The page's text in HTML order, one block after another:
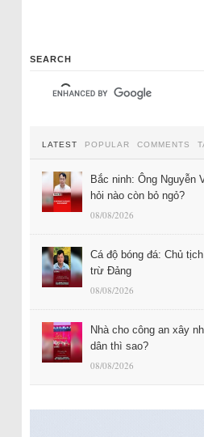
SEARCH
LATEST POPULAR COMMENTS
Bắc ninh: Ông Nguyễn
hỏi nào còn bỏ ngỏ?
08/08/2026
Cá độ bóng đá: Chủ
trừ Đảng
08/08/2026
Nhà cho công an xây
dân thì sao?
08/08/2026